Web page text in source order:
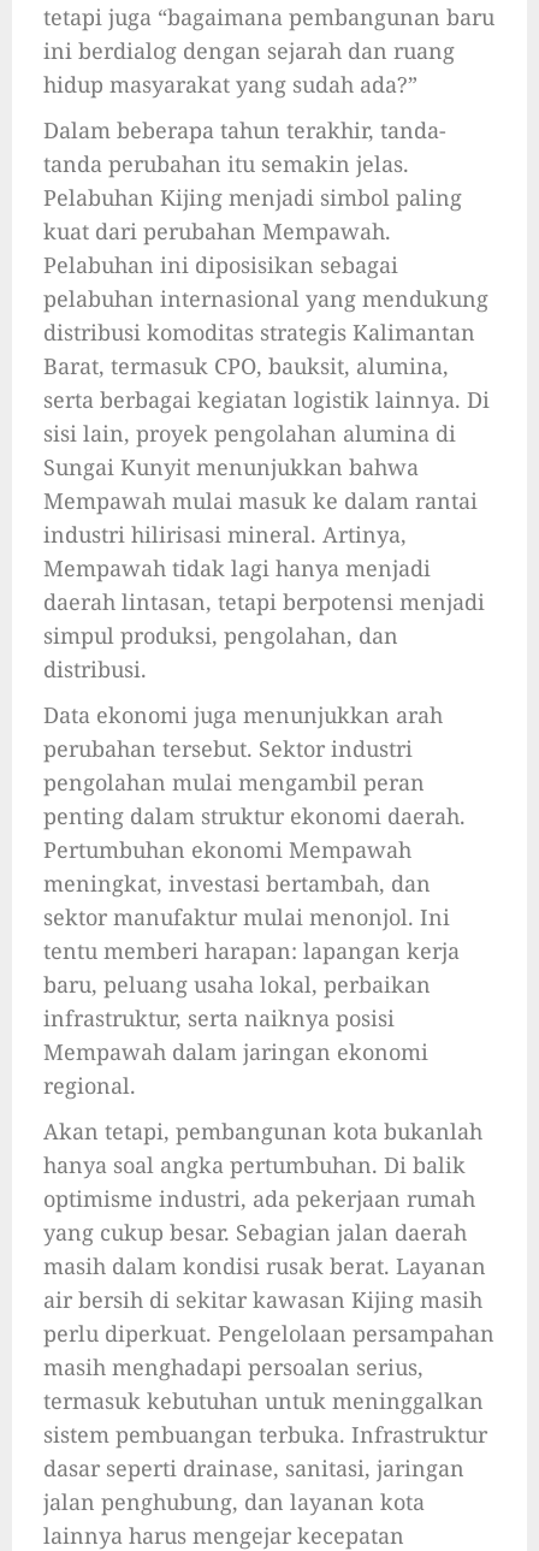
tetapi juga “bagaimana pembangunan baru
ini berdialog dengan sejarah dan ruang
hidup masyarakat yang sudah ada?”
Dalam beberapa tahun terakhir, tanda-
tanda perubahan itu semakin jelas.
Pelabuhan Kijing menjadi simbol paling
kuat dari perubahan Mempawah.
Pelabuhan ini diposisikan sebagai
pelabuhan internasional yang mendukung
distribusi komoditas strategis Kalimantan
Barat, termasuk CPO, bauksit, alumina,
serta berbagai kegiatan logistik lainnya. Di
sisi lain, proyek pengolahan alumina di
Sungai Kunyit menunjukkan bahwa
Mempawah mulai masuk ke dalam rantai
industri hilirisasi mineral. Artinya,
Mempawah tidak lagi hanya menjadi
daerah lintasan, tetapi berpotensi menjadi
simpul produksi, pengolahan, dan
distribusi.
Data ekonomi juga menunjukkan arah
perubahan tersebut. Sektor industri
pengolahan mulai mengambil peran
penting dalam struktur ekonomi daerah.
Pertumbuhan ekonomi Mempawah
meningkat, investasi bertambah, dan
sektor manufaktur mulai menonjol. Ini
tentu memberi harapan: lapangan kerja
baru, peluang usaha lokal, perbaikan
infrastruktur, serta naiknya posisi
Mempawah dalam jaringan ekonomi
regional.
Akan tetapi, pembangunan kota bukanlah
hanya soal angka pertumbuhan. Di balik
optimisme industri, ada pekerjaan rumah
yang cukup besar. Sebagian jalan daerah
masih dalam kondisi rusak berat. Layanan
air bersih di sekitar kawasan Kijing masih
perlu diperkuat. Pengelolaan persampahan
masih menghadapi persoalan serius,
termasuk kebutuhan untuk meninggalkan
sistem pembuangan terbuka. Infrastruktur
dasar seperti drainase, sanitasi, jaringan
jalan penghubung, dan layanan kota
lainnya harus mengejar kecepatan